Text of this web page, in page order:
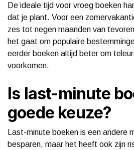
De ideale tijd voor vroeg boeken
dat je plant. Voor een
zes tot negen maanden van
het gaat om populaire
eerder boeken altijd beter om
voorkomen.
Is last-minute
goede keuze?
Last-minute boeken is een andere
besparen, maar het heeft ook zijn